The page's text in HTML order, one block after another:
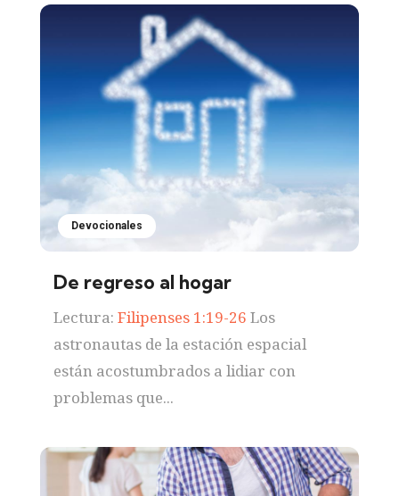
Devocionales
De regreso al hogar
Lectura: Filipenses 1:19-26 Los
astronautas de la estación espacial
están acostumbrados a lidiar con
problemas que...